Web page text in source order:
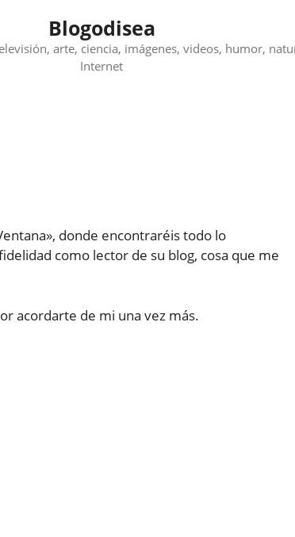
Blogodisea
arte, ciencia, imágenes, videos, humor,
Internet
donde encontraréis todo lo
como lector de su blog, cosa que me
acordarte de mi una vez más.